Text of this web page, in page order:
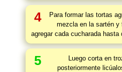
4
Para formar las tortas
mezcla en la sartén
agregar cada cucharada
5
Luego corta en
posteriormente